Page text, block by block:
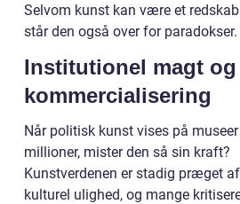
Selvom kunst kan være et
står den også over for paradokser.
Institutionel magt og
kommercialisering
Når politisk kunst vises på
millioner, mister den så sin kraft?
Kunstverdenen er stadig præget
kulturel ulighed, og mange